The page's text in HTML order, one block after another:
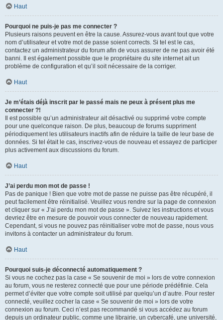
Haut
Pourquoi ne puis-je pas me connecter ?
Plusieurs raisons peuvent en être la cause. Assurez-vous avant tout que votre
nom d’utilisateur et votre mot de passe soient corrects. Si tel est le cas,
contactez un administrateur du forum afin de vous assurer de ne pas avoir été
banni. Il est également possible que le propriétaire du site internet ait un
problème de configuration et qu’il soit nécessaire de la corriger.
Haut
Je m’étais déjà inscrit par le passé mais ne peux à présent plus me
connecter ?!
Il est possible qu’un administrateur ait désactivé ou supprimé votre compte
pour une quelconque raison. De plus, beaucoup de forums suppriment
périodiquement les utilisateurs inactifs afin de réduire la taille de leur base de
données. Si tel était le cas, inscrivez-vous de nouveau et essayez de participer
plus activement aux discussions du forum.
Haut
J’ai perdu mon mot de passe !
Pas de panique ! Bien que votre mot de passe ne puisse pas être récupéré, il
peut facilement être réinitialisé. Veuillez vous rendre sur la page de connexion
et cliquer sur « J’ai perdu mon mot de passe ». Suivez les instructions et vous
devriez être en mesure de pouvoir vous connecter de nouveau rapidement.
Cependant, si vous ne pouvez pas réinitialiser votre mot de passe, nous vous
invitons à contacter un administrateur du forum.
Haut
Pourquoi suis-je déconnecté automatiquement ?
Si vous ne cochez pas la case « Se souvenir de moi » lors de votre connexion
au forum, vous ne resterez connecté que pour une période prédéfinie. Cela
permet d’éviter que votre compte soit utilisé par quelqu’un d’autre. Pour rester
connecté, veuillez cocher la case « Se souvenir de moi » lors de votre
connexion au forum. Ceci n’est pas recommandé si vous accédez au forum
depuis un ordinateur public, comme une librairie, un cybercafé, une université,